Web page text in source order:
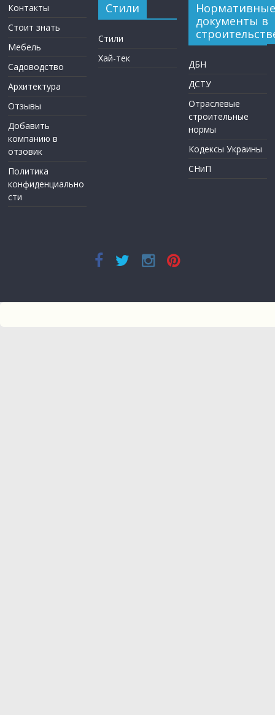
Контакты
Стоит знать
Мебель
Садоводство
Архитектура
Отзывы
Добавить
компанию в
отзовик
Политика
конфиденциально
сти
Стили
Стили
Хай-тек
Нормативные
документы в
ДБН
ДСТУ
Отраслевые
строительные
нормы
Кодексы Украины
СНиП